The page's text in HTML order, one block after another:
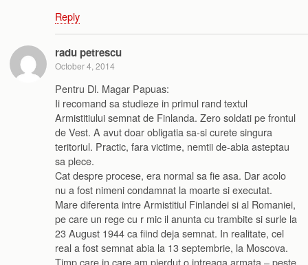
Reply
radu petrescu
October 4, 2014
Pentru Dl. Magar Papuas:
Ii recomand sa studieze in primul rand textul
Armistitiului semnat de Finlanda. Zero soldati pe frontul
de Vest. A avut doar obligatia sa-si curete singura
teritoriul. Practic, fara victime, nemtii de-abia asteptau
sa plece.
Cat despre procese, era normal sa fie asa. Dar acolo
nu a fost nimeni condamnat la moarte si executat.
Mare diferenta intre Armistitiul Finlandei si al Romaniei,
pe care un rege cu r mic il anunta cu trambite si surle la
23 August 1944 ca fiind deja semnat. In realitate, cel
real a fost semnat abia la 13 septembrie, la Moscova.
Timp care in care am pierdut o intreaga armata – peste